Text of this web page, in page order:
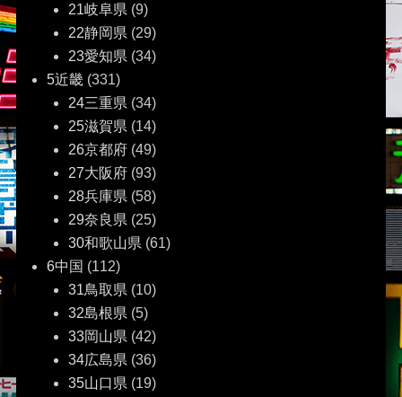
21岐阜県 (9)
22静岡県 (29)
23愛知県 (34)
5近畿(331)
24三重県 (34)
25滋賀県 (14)
26京都府(49)
27大阪府(93)
28兵庫県 (58)
29奈良県 (25)
30和歌山県 (61)
6中国 (112)
31鳥取県 (10)
32島根県 (5)
33岡山県 (42)
34広島県 (36)
35山口県 (19)